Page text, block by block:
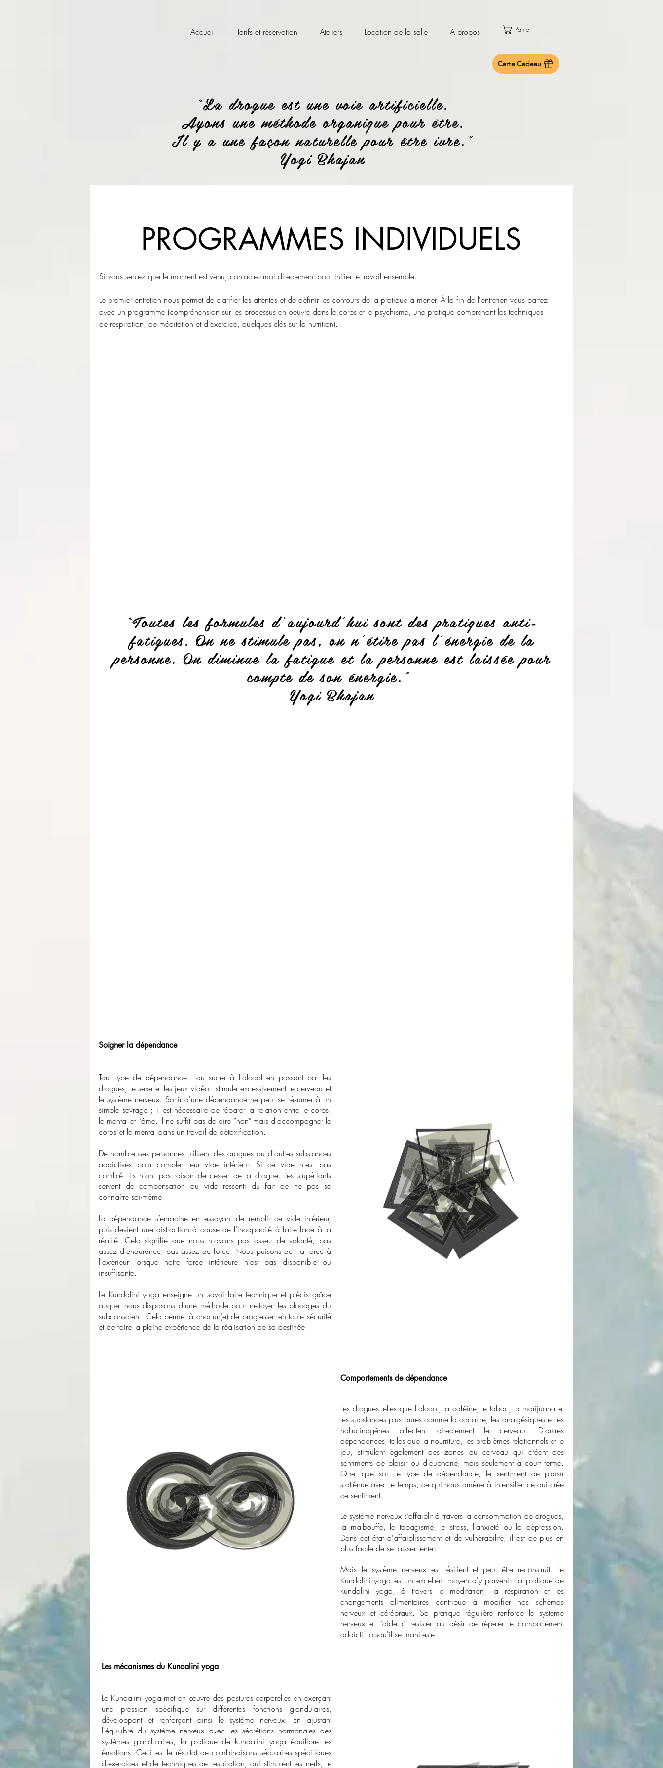
Accueil Tarifs et réservation Ateliers Location de la salle A propos Panier
Carte Cadeau
“La drogue est une voie artificielle.
Ayons une méthode organique pour être.
Il y a une façon naturelle pour être ivre.”
Yogi Bhajan
PROGRAMMES INDIVIDUELS
Si vous sentez que le moment est venu, contactez-moi directement pour initier le travail ensemble.
Le premier entretien nous permet de clarifier les attentes et de définir les contours de la pratique à mener. À la fin de l'entretien vous partez
avec un programme (compréhension sur les processus en oeuvre dans le corps et le psychisme, une pratique comprenant les techniques
de respiration, de méditation et d'exercice, quelques clés sur la nutrition).
“Toutes les formules d’aujourd’hui sont des pratiques anti-
fatigues. On ne stimule pas, on n'étire pas l’énergie de la
personne. On diminue la fatigue et la personne est laissée pour
compte de son énergie.”
Yogi Bhajan
Soigner la dépendance
Tout type de dépendance - du sucre à l'alcool en passant par les
drogues, le sexe et les jeux vidéo - stimule excessivement le cerveau et
le système nerveux. Sortir d'une dépendance ne peut se résumer à un
simple sevrage ; il est nécessaire de réparer la relation entre le corps,
le mental et l’âme. Il ne suffit pas de dire “non" mais d'accompagner le
corps et le mental dans un travail de détoxification.
De nombreuses personnes utilisent des drogues ou d'autres substances
addictives pour combler leur vide intérieur. Si ce vide n'est pas
comblé, ils n'ont pas raison de cesser de la drogue. Les stupéfiants
servent de compensation au vide ressenti du fait de ne pas se
connaître soi-même.
La dépendance s’enracine en essayant de remplir ce vide intérieur,
puis devient une distraction à cause de l’incapacité à faire face à la
réalité. Cela signifie que nous n'avons pas assez de volonté, pas
assez d'endurance, pas assez de force. Nous puisons de la force à
l'extérieur lorsque notre force intérieure n'est pas disponible ou
insuffisante.
Le Kundalini yoga enseigne un savoir-faire technique et précis grâce
auquel nous disposons d’une méthode pour nettoyer les blocages du
subconscient. Cela permet à chacun(e) de progresser en toute sécurité
et de faire la pleine expérience de la réalisation de sa destinée.
Comportements de dépendance
Les drogues telles que l'alcool, la caféine, le tabac, la marijuana et
les substances plus dures comme la cocaïne, les analgésiques et les
hallucinogènes affectent directement le cerveau. D'autres
dépendances, telles que la nourriture, les problèmes relationnels et le
jeu, stimulent également des zones du cerveau qui créent des
sentiments de plaisir ou d'euphorie, mais seulement à court terme.
Quel que soit le type de dépendance, le sentiment de plaisir
s'atténue avec le temps, ce qui nous amène à intensifier ce qui crée
ce sentiment.
Le système nerveux s’affaiblit à travers la consommation de drogues,
la malbouffe, le tabagisme, le stress, l'anxiété ou la dépression.
Dans cet état d'affaiblissement et de vulnérabilité, il est de plus en
plus facile de se laisser tenter.
Mais le système nerveux est résilient et peut être reconstruit. Le
Kundalini yoga est un excellent moyen d'y parvenir. La pratique de
kundalini yoga, à travers la méditation, la respiration et les
changements alimentaires contribue à modifier nos schémas
nerveux et cérébraux. Sa pratique régulière renforce le système
nerveux et l’aide à résister au désir de répéter le comportement
addictif lorsqu'il se manifeste.
Les mécanismes du Kundalini yoga
Le Kundalini yoga met en œuvre des postures corporelles en exerçant
une pression spécifique sur différentes fonctions glandulaires,
développant et renforçant ainsi le système nerveux. En ajustant
l'équilibre du système nerveux avec les sécrétions hormonales des
systèmes glandulaires, la pratique de kundalini yoga équilibre les
émotions. Ceci est le résultat de combinaisons séculaires spécifiques
d'exercices et de techniques de respiration, qui stimulent les nerfs, le